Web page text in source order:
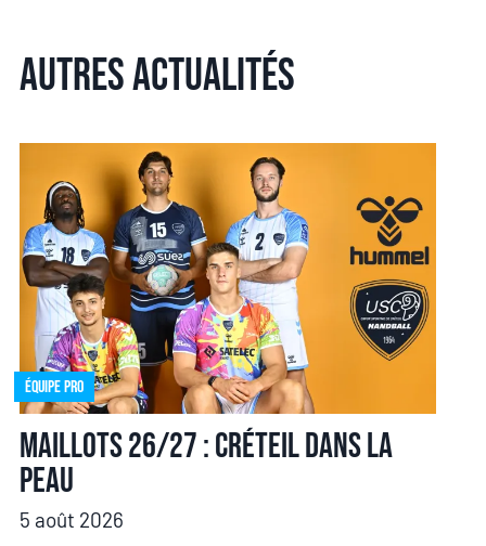
Autres actualités
Équipe pro
Maillots 26/27 : Créteil dans la
peau
5 août 2026